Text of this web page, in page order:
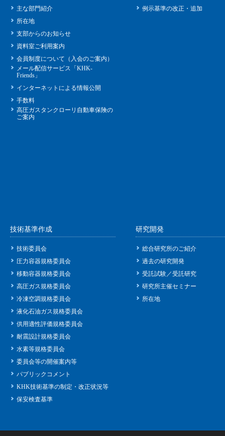
主な部門紹介
所在地
支部からのお知らせ
資料室ご利用案内
会員制度について（入会のご案内）
メール配信サービス「KHK-
Friends」
インターネットによる情報公開
手数料
高圧ガスタンクローリ自動車保険の
ご案内
例示基準の改正・追加
技術基準作成
技術委員会
圧力容器規格委員会
移動容器規格委員会
高圧ガス規格委員会
冷凍空調規格委員会
液化石油ガス規格委員会
供用適性評価規格委員会
耐震設計規格委員会
水素等規格委員会
委員会等の開催案内等
パブリックコメント
KHK技術基準の制定・改正状況等
保安検査基準
研究開発
総合研究所のご紹介
過去の研究開発
受託試験／受託研究
研究所主催セミナー
所在地